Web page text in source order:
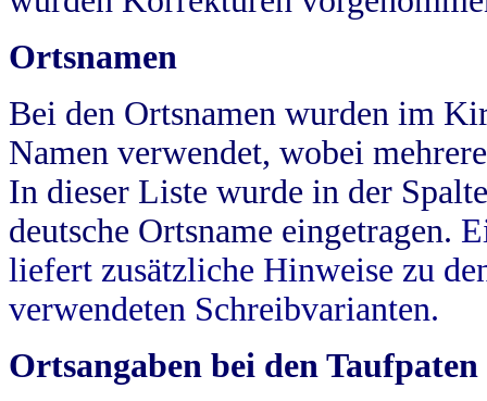
Ortsnamen
Bei den Ortsnamen wurden im
Namen verwendet, wobei
In dieser Liste wurde in der
deutsche Ortsname eingetragen.
liefert zusätzliche Hinweise zu
verwendeten Schreibvarianten.
Ortsangaben bei den Taufpaten